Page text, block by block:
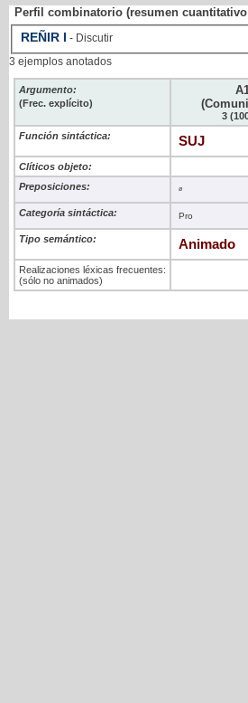
Perfil combinatorio (resumen
REÑIR I - Discutir
3 ejemplos anotados
Argumento:
(Frec. explícito)
3
Función sintáctica:
SUJ
Clíticos objeto:
Preposiciones:
ø
Categoría sintáctica: Pro
Tipo semántico: Animado
Realizaciones léxicas frecuentes:
(sólo no animados)